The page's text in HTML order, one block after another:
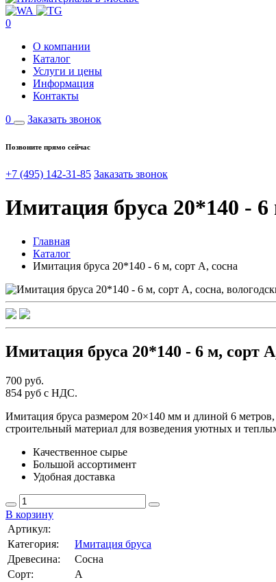
0
О компании
Каталог
Услуги и цены
Информация
Контакты
0
Заказать звонок
Позвоните прямо сейчас
+7 (495) 142-31-85 Заказать звонок
Имитация бруса 20*140 - 6
Главная
Каталог
Имитация бруса 20*140 - 6 м, сорт А, сосна
Имитация бруса 20*140 - 6 м, сорт
700 руб.
854 руб с НДС.
Имитация бруса размером 20×140 мм и длиной 6
строительный материал для возведения уютных и
Качественное сырье
Большой ассортимент
Удобная доставка
В корзину
Артикул:
Категория:
Имитация бруса
Древесина:
Сосна
Сорт:
А